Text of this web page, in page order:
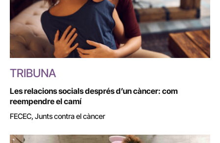
TRIBUNA
Les relacions socials després d’un càncer: com
reempendre el camí
FECEC, Junts contra el càncer